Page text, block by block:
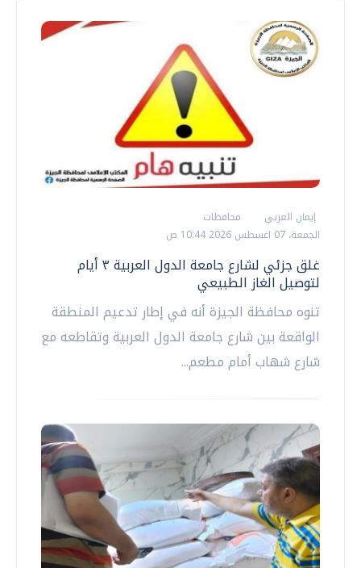
إيمان العربي
محافظات
الجمعة، 07 اغسطس 2026 10:44 ص
غلق جزئي لشارع جامعة الدول العربية ٣ أيام
لتوصيل الغاز الطبيعي
تنوه محافظة الجيزة أنه في إطار تدعيم المنطقة
الواقعة بين شارع جامعة الدول العربية وتقاطعه مع
شارع شهاب أمام مطعم...